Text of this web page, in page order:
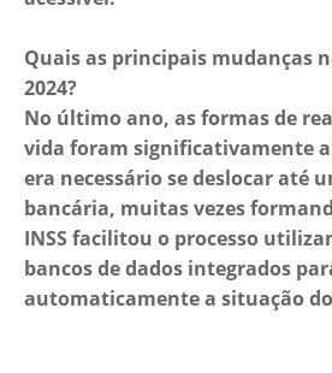
Quais as principais mudanças
2024?
No último ano, as formas de
vida foram significativamente
era necessário se deslocar até
bancária, muitas vezes
INSS facilitou o processo
bancos de dados integrados
automaticamente a situação